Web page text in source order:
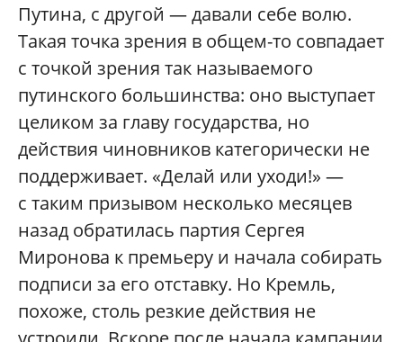
Путина, с другой — давали себе волю.
Такая точка зрения в общем-то совпадает
с точкой зрения так называемого
путинского большинства: оно выступает
целиком за главу государства, но
действия чиновников категорически не
поддерживает. «Делай или уходи!» —
с таким призывом несколько месяцев
назад обратилась партия Сергея
Миронова к премьеру и начала собирать
подписи за его отставку. Но Кремль,
похоже, столь резкие действия не